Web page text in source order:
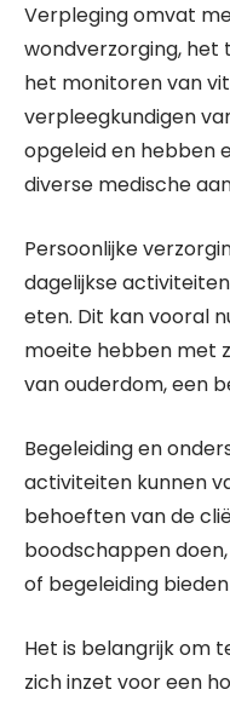
Verpleging omvat
wondverzorging, het
het monitoren van
verpleegkundigen
opgeleid en hebben
diverse medische
Persoonlijke
dagelijkse
eten. Dit kan vooral
moeite hebben met
van ouderdom, een
Begeleiding en
activiteiten kunnen
behoeften van de
boodschappen
of begeleiding
Het is belangrijk om
zich inzet voor een